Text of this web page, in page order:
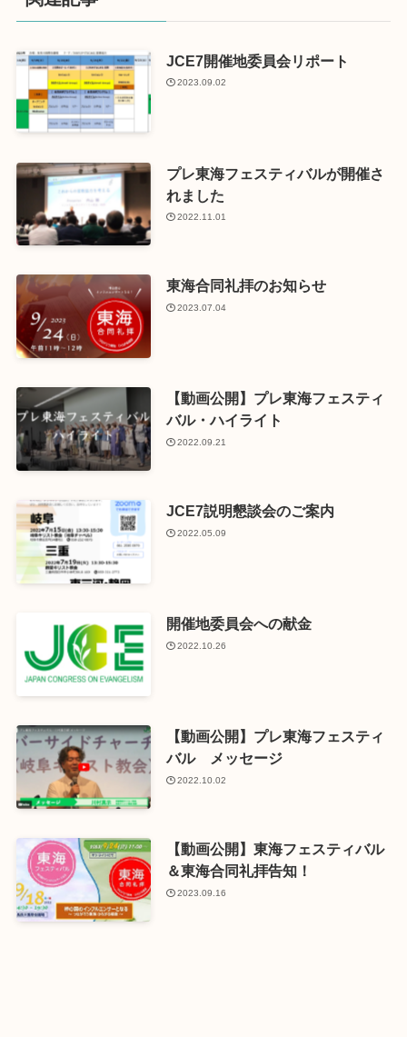
JCE7開催地委員会リポート
2023.09.02
プレ東海フェスティバルが開催さ
れました
2022.11.01
東海合同礼拝のお知らせ
2023.07.04
【動画公開】プレ東海フェスティ
バル・ハイライト
2022.09.21
JCE7説明懇談会のご案内
2022.05.09
開催地委員会への献金
2022.10.26
【動画公開】プレ東海フェスティ
バル メッセージ
2022.10.02
【動画公開】東海フェスティバル
＆東海合同礼拝告知！
2023.09.16